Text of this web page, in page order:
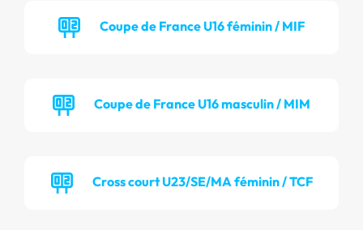
Coupe de France U16 féminin / MIF
Coupe de France U16 masculin / MIM
Cross court U23/SE/MA féminin / TCF